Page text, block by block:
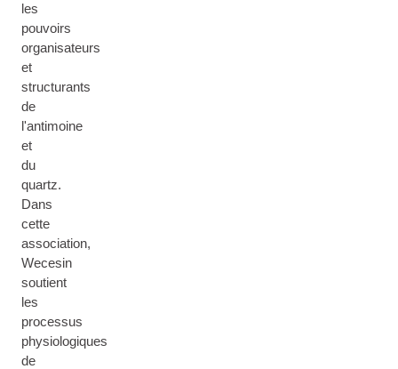
les
pouvoirs
organisateurs
et
structurants
de
l'antimoine
et
du
quartz.
Dans
cette
association,
Wecesin
soutient
les
processus
physiologiques
de